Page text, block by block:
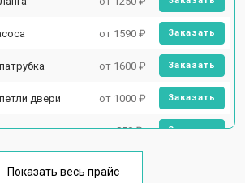
от 1590 ₽ Заказать
от 1600 ₽ Заказать
двери от 1000 ₽ Заказать
сеточки от 850 ₽ Заказать
Показать весь прайс